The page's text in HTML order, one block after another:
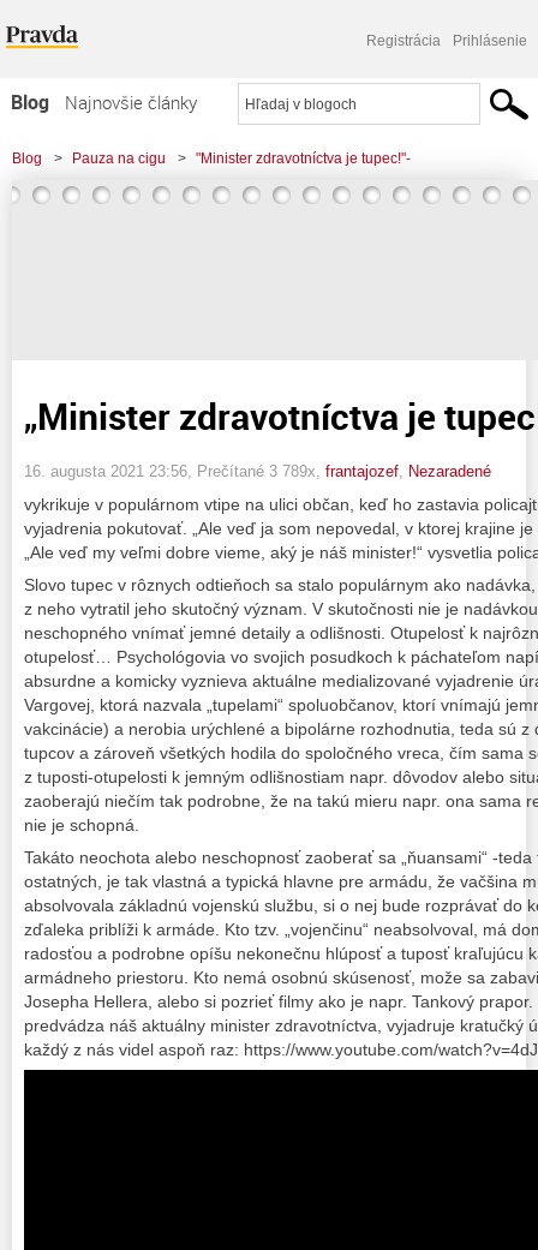
Registrácia Prihlásenie
Blog
Najnovšie články
Najčítanejšie články
Najkomentovanejšie články
Blog > Pauza na cigu > "Minister zdravotníctva je tupec!"-
„Minister zdravotníctva je
16. augusta 2021 23:56 , Prečítané 3 789x, frantajozef Nezaradené
vykrikuje v populárnom vtipe na ulici občan, keď ho zastavia
vyjadrenia pokutovať. „Ale veď ja som nepovedal, v ktorej krajine
„Ale veď my veľmi dobre vieme, aký je náš minister!“ vysvetlia
Slovo tupec v rôznych odtieňoch sa stalo populárnym ako
z neho vytratil jeho skutočný význam. V skutočnosti nie je
neschopného vnímať jemné detaily a odlišnosti. Otupelosť k
otupelosť… Psychológovia vo svojich posudkoch k páchateľom
absurdne a komicky vyznieva aktuálne medializované vyjadrenie
Vargovej, ktorá nazvala „tupelami“ spoluobčanov, ktorí vnímajú
vakcinácie) a nerobia urýchlené a bipolárne rozhodnutia, teda sú z
tupcov a zároveň všetkých hodila do spoločného vreca, čím sama
z tuposti-otupelosti k jemným odlišnostiam napr. dôvodov alebo
zaoberajú niečím tak podrobne, že na takú mieru napr. ona sama
nie je schopná.
Takáto neochota alebo neschopnosť zaoberať sa „ňuansami“ -
ostatných, je tak vlastná a typická hlavne pre armádu, že vačšina
absolvovala základnú vojenskú službu, si o nej bude rozprávať do
zďaleka priblíži k armáde. Kto tzv. „vojenčinu“ neabsolvoval, má
radosťou a podrobne opíšu nekonečnu hlúposť a tuposť kraľujúcu
armádneho priestoru. Kto nemá osobnú skúsenosť, može sa
Josepha Hellera, alebo si pozrieť filmy ako je napr. Tankový
predvádza náš aktuálny minister zdravotníctva, vyjadruje kratučký
každý z nás videl aspoň raz: https://www.youtube.com/